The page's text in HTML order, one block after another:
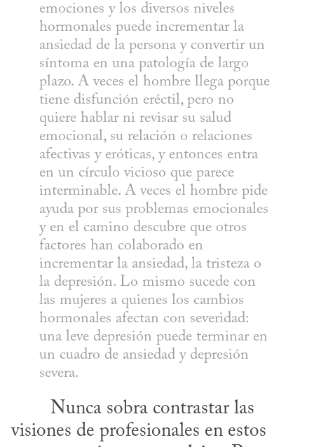
emociones y los diversos niveles
hormonales puede incrementar la
ansiedad de la persona y convertir un
síntoma en una patología de largo
plazo. A veces el hombre llega porque
tiene disfunción eréctil, pero no
quiere hablar ni revisar su salud
emocional, su relación o relaciones
afectivas y eróticas, y entonces entra
en un círculo vicioso que parece
interminable. A veces el hombre pide
ayuda por sus problemas emocionales
y en el camino descubre que otros
factores han colaborado en
incrementar la ansiedad, la tristeza o
la depresión. Lo mismo sucede con
las mujeres a quienes los cambios
hormonales afectan con severidad:
una leve depresión puede terminar en
un cuadro de ansiedad y depresión
severa.
visiones de profesionales en estos